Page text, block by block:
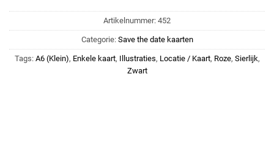
Artikelnummer: 452
Categorie: Save the date kaarten
Tags: A6 (Klein), Enkele kaart, Illustraties, Locatie / Kaart, Roze, Sierlijk,
Zwart